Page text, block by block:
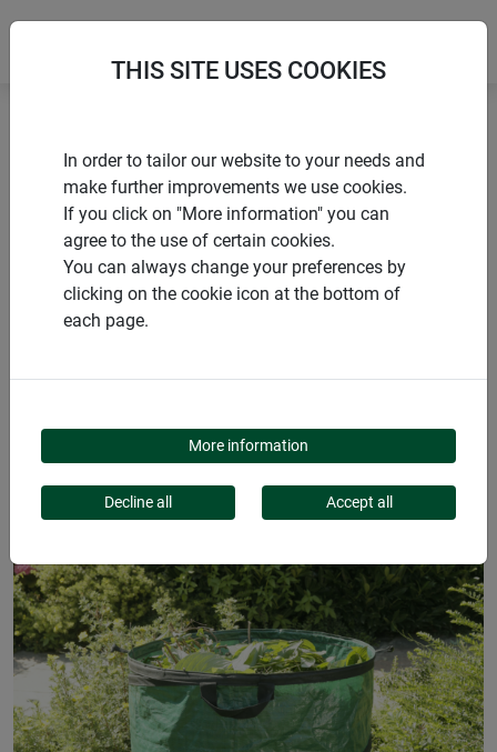
Accueil Sacs Sac de jardin « Pop-Up » instantané
PRODUITS
SAC DE JARDIN « POP-
THIS SITE USES COOKIES
In order to tailor our website to your needs and
make further improvements we use cookies.
If you click on "More information" you can
agree to the use of certain cookies.
You can always change your preferences by
clicking on the cookie icon at the bottom of
each page.
More information
Decline all Accept all